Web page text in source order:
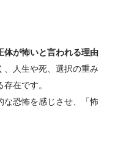
体が怖いと言われる理由
人生や死、選択の重み
在です。
恐怖を感じさせ、「怖